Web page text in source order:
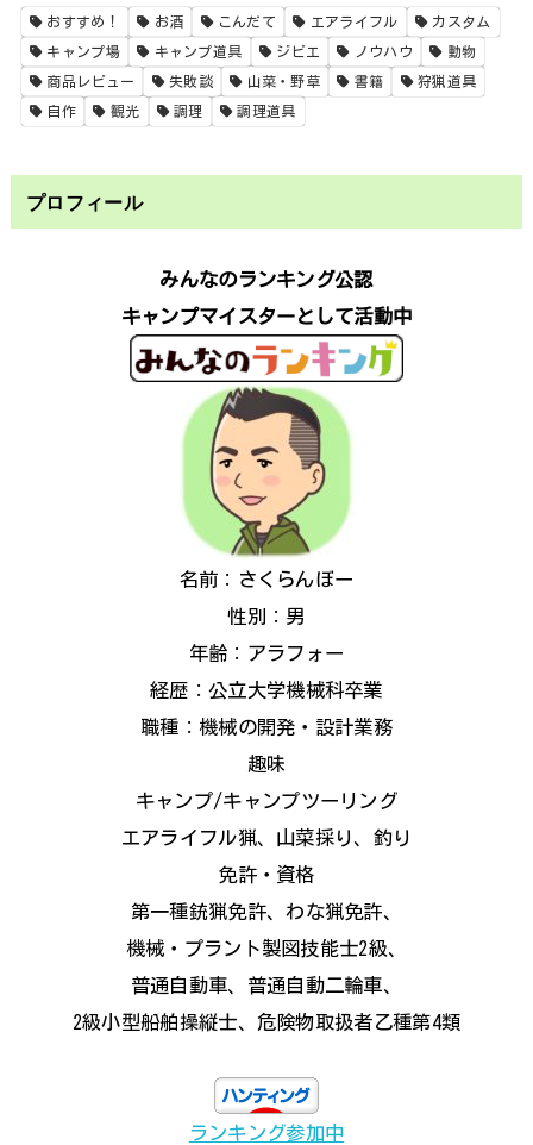
おすすめ！ お酒 こんだて エアライフル カスタム
キャンプ場 キャンプ道具 ジビエ ノウハウ 動物
商品レビュー 失敗談 山菜・野草 書籍 狩猟道具
自作 観光 調理 調理道具
プロフィール
みんなのランキング公認
キャンプマイスターとして活動中
名前：さくらんぼー
性別：男
年齢：アラフォー
経歴：公立大学機械科卒業
職種：機械の開発・設計業務
趣味
キャンプ/キャンプツーリング
エアライフル猟、山菜採り、釣り
免許・資格
第一種銃猟免許、わな猟免許、
機械・プラント製図技能士2級、
普通自動車、普通自動二輪車、
2級小型船舶操縦士、危険物取扱者乙種第4類
ランキング参加中